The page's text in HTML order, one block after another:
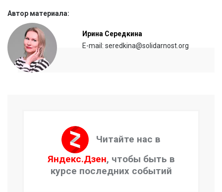
Автор материала:
Ирина Середкина
E-mail: seredkina@solidarnost.org
Читайте нас в
Яндекс.Дзен, чтобы быть в
курсе последних событий